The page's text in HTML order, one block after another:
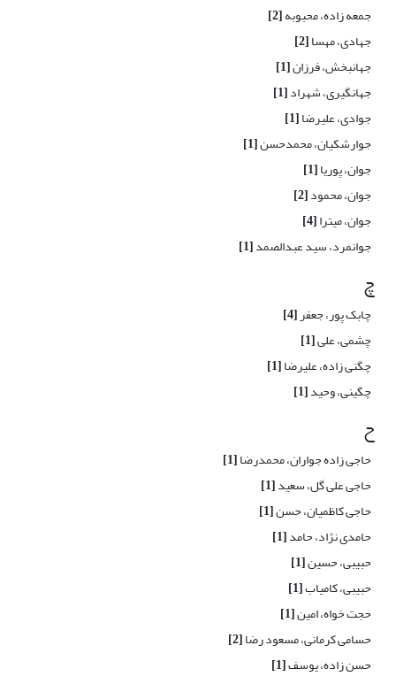
جمعه زاده، محبوبه[2]
جهادی، مهسا[2]
جهانبخش، فرزان[1]
جهانگیری، شهراد[1]
جوادی، علیرضا[1]
جوارشکیان، محمدحسن[1]
جوان، پوریا[1]
جوان، محمود[2]
جوان، میترا[4]
جوانمرد، سید عبدالصمد[1]
چ
چابک پور، جعفر[4]
چشمی، علی[1]
چگنی زاده، علیرضا[1]
چگینی، وحید[1]
ح
حاجی زاده جواران، محمدرضا[1]
حاجی علی گل، سعید[1]
حاجی کاظمیان، حسن[1]
حامدی نژاد، حامد[1]
حبیبی، حسین[1]
حبیبی، کامیاب[1]
حجت خواه، امین[1]
حسامی کرمانی، مسعود رضا[2]
حسن زاده، یوسف[1]